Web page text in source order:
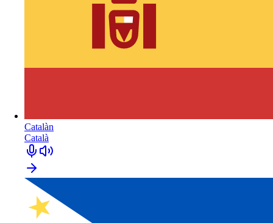
Catalàn
Català